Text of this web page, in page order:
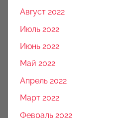
Август 2022
Июль 2022
Июнь 2022
Май 2022
Апрель 2022
Март 2022
Февраль 2022